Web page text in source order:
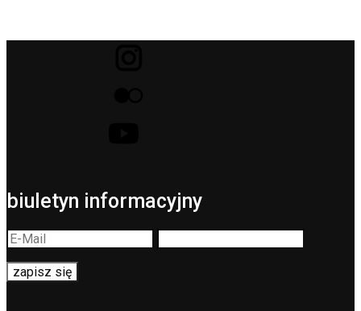
biuletyn informacyjny